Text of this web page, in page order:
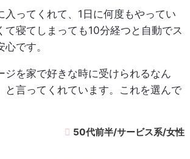
入ってくれて、1日に何度もやってい
て寝てしまっても10分経つと自動でス
です。
ジを家で好きな時に受けられるなん
と言ってくれています。これを選んで
50代前半/サービス系/女性